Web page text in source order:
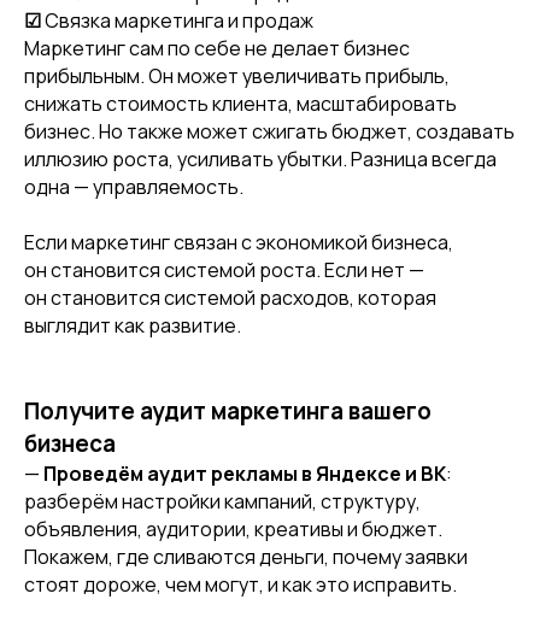
☑Связка маркетинга и продаж
Маркетинг сам по себе не делает бизнес
прибыльным. Он может увеличивать прибыль,
снижать стоимость клиента, масштабировать
бизнес. Но также может сжигать бюджет, создавать
иллюзию роста, усиливать убытки. Разница всегда
одна — управляемость.
Если маркетинг связан с экономикой бизнеса,
он становится системой роста. Если нет —
он становится системой расходов, которая
выглядит как развитие.
Получите аудит маркетинга вашего
бизнеса
— Проведём аудит рекламы в Яндексе и ВК:
разберём настройки кампаний, структуру,
объявления, аудитории, креативы и бюджет.
Покажем, где сливаются деньги, почему заявки
стоят дороже, чем могут, и как это исправить.